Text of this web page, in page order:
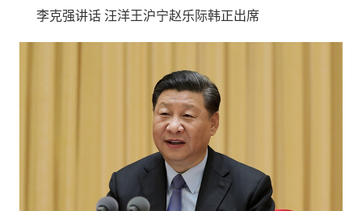
李克强讲话 汪洋王沪宁赵乐际韩正出席